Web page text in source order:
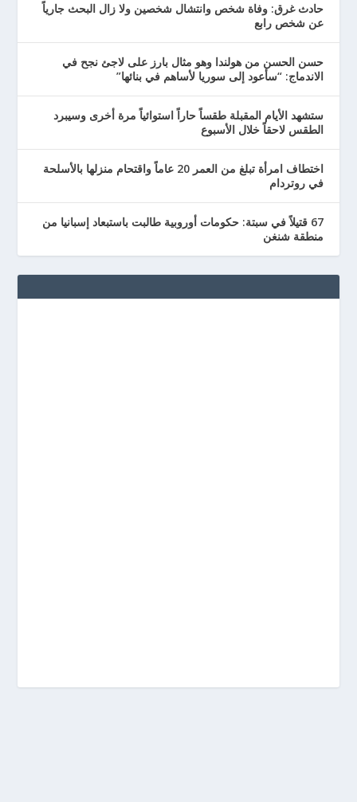
حادث غرق: وفاة شخص وانتشال شخصين ولا زال البحث جارياً
عن شخص رابع
حسن الحسن من هولندا وهو مثال بارز على لاجئ نجح في
الاندماج: “سأعود إلى سوريا لأساهم في بنائها”
ستشهد الأيام المقبلة طقساً حاراً استوائياً مرة أخرى وسيبرد
الطقس لاحقاً خلال الأسبوع
اختطاف امرأة تبلغ من العمر 20 عاماً واقتحام منزلها بالأسلحة
في روتردام
67 قتيلاً في سبتة: حكومات أوروبية طالبت باستبعاد إسبانيا من
منطقة شنغن